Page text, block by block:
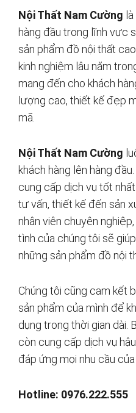
Nội Thất Nam Cường
hàng đầu trong lĩnh vực
sản phẩm đồ nội thất
kinh nghiệm lâu năm
mang đến cho khách
lượng cao, thiết kế đẹp
mã.
Nội Thất Nam Cường
khách hàng lên hàng
cung cấp dịch vụ tốt
tư vấn, thiết kế đến sản
nhân viên chuyên
tình của chúng tôi sẽ
những sản phẩm đồ nội
Chúng tôi cũng cam kết
sản phẩm của mình để
dụng trong thời gian dài.
còn cung cấp dịch vụ
đáp ứng mọi nhu cầu
Hotline: 0976.222.555